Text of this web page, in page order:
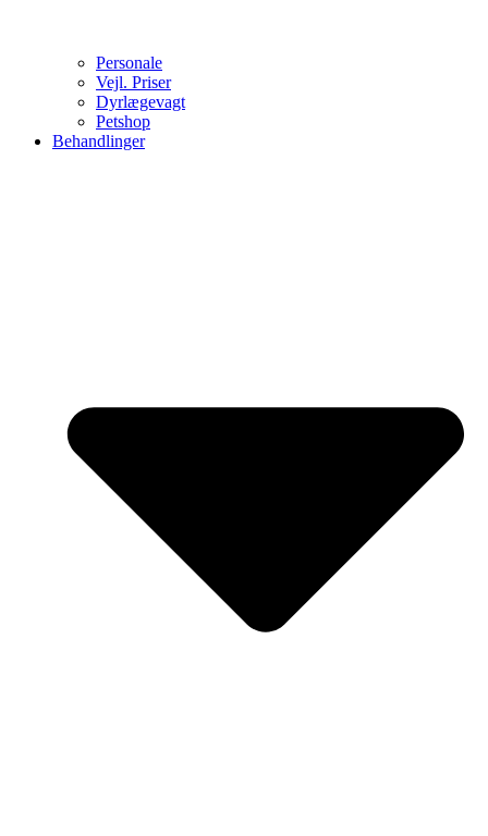
Personale
Vejl. Priser
Dyrlægevagt
Petshop
Behandlinger